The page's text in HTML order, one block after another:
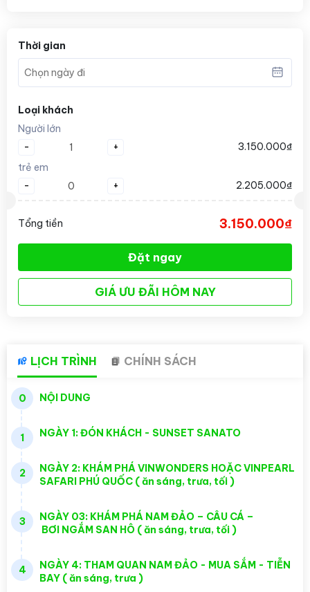
Thời gian
Loại khách
Người lớn
-
+
3.150.000₫
trẻ em
-
+ 2.205.000₫
Tổng tiền 3.150.000₫
Đặt ngay
GIÁ ƯU ĐÃI HÔM NAY
LỊCH TRÌNH CHÍNH SÁCH
0 NỘI DUNG
1 NGÀY 1: ĐÓN KHÁCH - SUNSET SANATO
2
NGÀY 2: KHÁM PHÁ VINWONDERS HOẶC VINPEARL
SAFARI PHÚ QUỐC ( ăn sáng, trưa, tối )
3
NGÀY 03: KHÁM PHÁ NAM ĐẢO – CÂU CÁ –
BƠI NGẮM SAN HÔ ( ăn sáng, trưa, tối )
4
NGÀY 4: THAM QUAN NAM ĐẢO - MUA SẮM - TIỄN
BAY ( ăn sáng, trưa )